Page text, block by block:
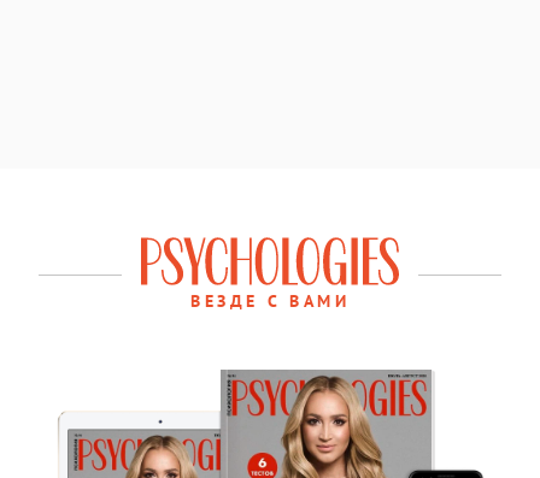
ВЕЗДЕ С ВАМИ